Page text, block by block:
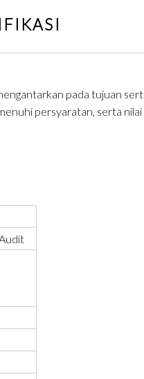
pada tujuan
persyaratan, serta